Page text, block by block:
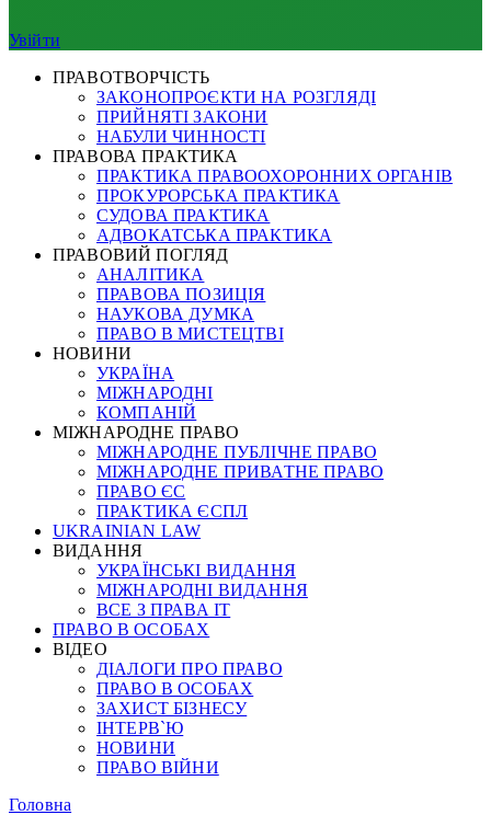
Увійти
ПРАВОТВОРЧІСТЬ
ЗАКОНОПРОЄКТИ НА РОЗГЛЯДІ
ПРИЙНЯТІ ЗАКОНИ
НАБУЛИ ЧИННОСТІ
ПРАВОВА ПРАКТИКА
ПРАКТИКА ПРАВООХОРОННИХ ОРГАНІВ
ПРОКУРОРСЬКА ПРАКТИКА
СУДОВА ПРАКТИКА
АДВОКАТСЬКА ПРАКТИКА
ПРАВОВИЙ ПОГЛЯД
АНАЛІТИКА
ПРАВОВА ПОЗИЦІЯ
НАУКОВА ДУМКА
ПРАВО В МИСТЕЦТВІ
НОВИНИ
УКРАЇНА
МІЖНАРОДНІ
КОМПАНІЙ
МІЖНАРОДНЕ ПРАВО
МІЖНАРОДНЕ ПУБЛІЧНЕ ПРАВО
МІЖНАРОДНЕ ПРИВАТНЕ ПРАВО
ПРАВО ЄС
ПРАКТИКА ЄСПЛ
UKRAINIAN LAW
ВИДАННЯ
УКРАЇНСЬКІ ВИДАННЯ
МІЖНАРОДНІ ВИДАННЯ
ВСЕ З ПРАВА ІТ
ПРАВО В ОСОБАХ
ВІДЕО
ДІАЛОГИ ПРО ПРАВО
ПРАВО В ОСОБАХ
ЗАХИСТ БІЗНЕСУ
ІНТЕРВ`Ю
НОВИНИ
ПРАВО ВІЙНИ
Головна